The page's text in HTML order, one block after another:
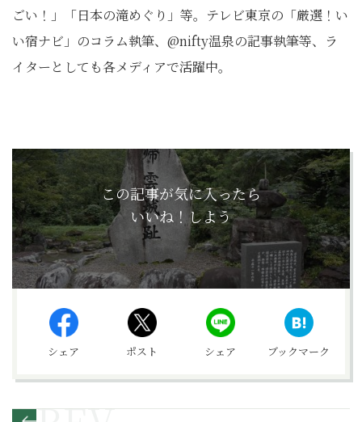
ごい！」「日本の滝めぐり」等。テレビ東京の「厳選！い
い宿ナビ」のコラム執筆、@nifty温泉の記事執筆等、ラ
イターとしても各メディアで活躍中。
この記事が気に入ったら
いいね！しよう
シェア ポスト シェア ブックマーク